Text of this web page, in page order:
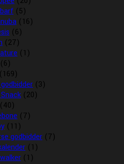
(5)
(16)
(6)
(27)
(1)
(6)
(169)
(3)
(20)
(40)
(7)
(11)
godbidder (7)
(1)
(1)